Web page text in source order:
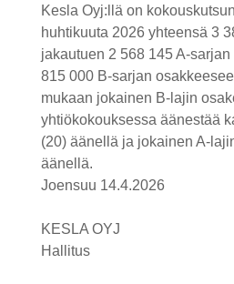
Kesla Oyj:llä on
huhtikuuta 2026 yhteensä 3
jakautuen 2 568 145 A-
815 000 B-sarjan
mukaan jokainen B-lajin
yhtiökokouksessa äänestää
(20) äänellä ja jokainen A-
äänellä.
Joensuu 14.4.2026
KESLA OYJ
Hallitus